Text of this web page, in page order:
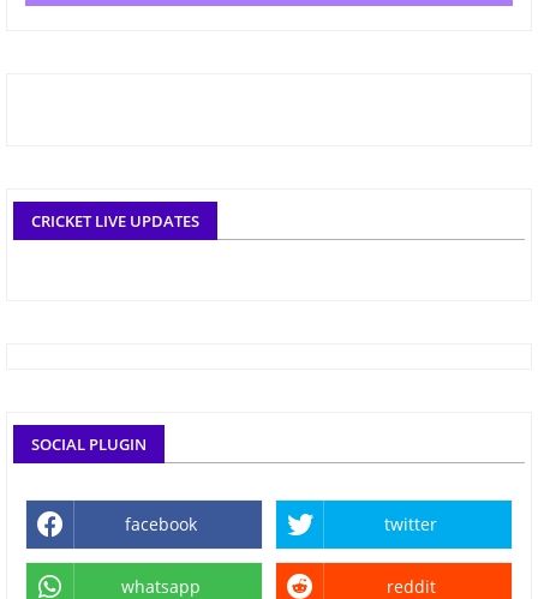
CRICKET LIVE UPDATES
SOCIAL PLUGIN
facebook twitter
whatsapp reddit